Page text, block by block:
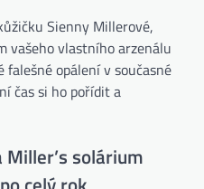
Sienny Millerové,
vašeho vlastního arzenálu
opálení v současné
čas si ho pořídit a
Miller’s solárium